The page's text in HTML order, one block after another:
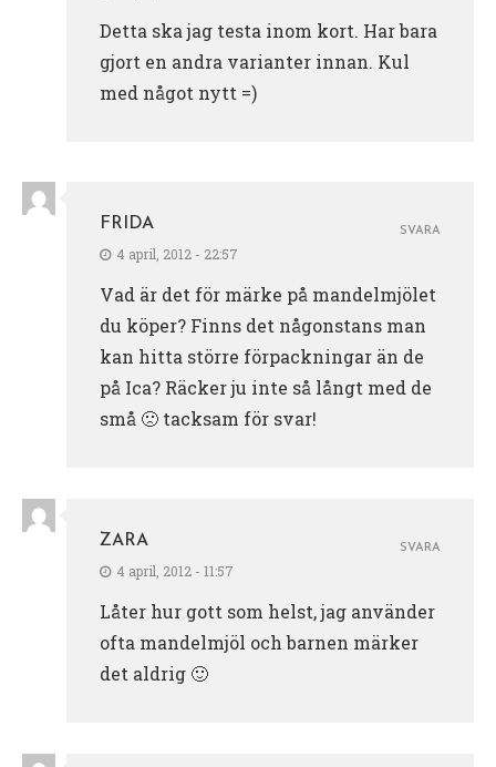
Detta ska jag testa inom kort. Har bara
gjort en andra varianter innan. Kul
med något nytt =)
FRIDA
4 april, 2012 - 22:57
Vad är det för märke på mandelmjölet
du köper? Finns det någonstans man
kan hitta större förpackningar än de
på Ica? Räcker ju inte så långt med de
små 🙁 tacksam för svar!
SVARA
ZARA
4 april, 2012 - 11:57
Låter hur gott som helst, jag använder
ofta mandelmjöl och barnen märker
det aldrig 🙂
SVARA